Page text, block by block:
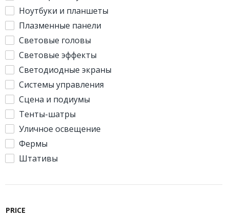
Ноутбуки и планшеты
Плазменные панели
Световые головы
Световые эффекты
Светодиодные экраны
Системы управления
Сцена и подиумы
Тенты-шатры
Уличное освещение
Фермы
Штативы
PRICE